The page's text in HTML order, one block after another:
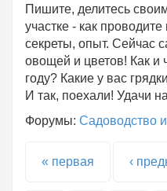
Пишите, делитесь
участке - как
секреты, опыт. Сейчас
овощей и цветов! Как и
году? Какие у вас
И так, поехали! Удачи
Форумы: Садоводство
Страницы
« первая ‹